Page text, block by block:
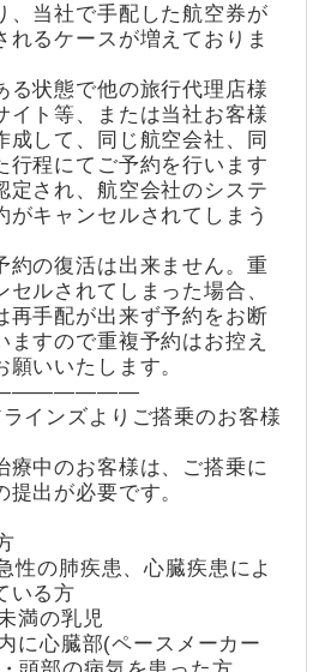
、当社で手配した航空券が
れるケースが増えておりま
る状態で他の旅行代理店様
イト等、または当社お客様
成して、同じ航空会社、同
行程にてご予約を行います
定され、航空会社のシステ
がキャンセルされてしまう
約の復活は出来ません。重
ルされてしまった場合、
再手配が出来ず予約をお断
ますので重複予約はお控え
願いいたします。
インズよりご搭乗のお客様
療中のお客様は、ご搭乗に
出が必要です。
性の肺疾患、心臓疾患によ
いる方
満の乳児
に心臓部(ペースメーカー